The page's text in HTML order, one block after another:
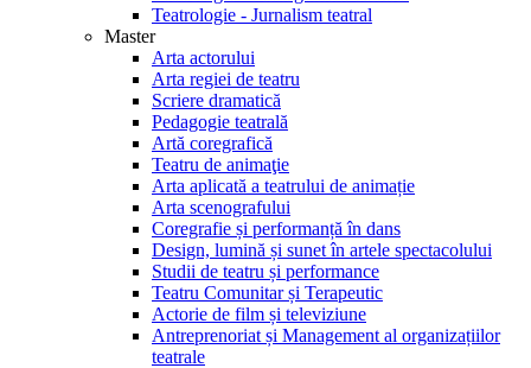
Teatrologie - Jurnalism teatral
Master
Arta actorului
Arta regiei de teatru
Scriere dramatică
Pedagogie teatrală
Artă coregrafică
Teatru de animaţie
Arta aplicată a teatrului de animație
Arta scenografului
Coregrafie și performanță în dans
Design, lumină și sunet în artele spectacolului
Studii de teatru și performance
Teatru Comunitar și Terapeutic
Actorie de film și televiziune
Antreprenoriat și Management al organizațiilor
teatrale